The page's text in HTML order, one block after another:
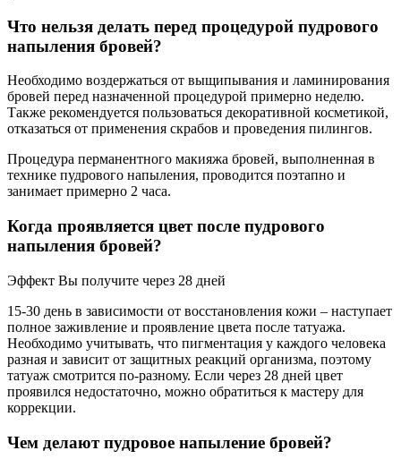
Что нельзя делать перед процедурой пудрового
напыления бровей?
Необходимо воздержаться от выщипывания и ламинирования
бровей перед назначенной процедурой примерно неделю.
Также рекомендуется пользоваться декоративной косметикой,
отказаться от применения скрабов и проведения пилингов.
Процедура перманентного макияжа бровей, выполненная в
технике пудрового напыления, проводится поэтапно и
занимает примерно 2 часа.
Когда проявляется цвет после пудрового
напыления бровей?
Эффект Вы получите через 28 дней
15-30 день в зависимости от восстановления кожи – наступает
полное заживление и проявление цвета после татуажа.
Необходимо учитывать, что пигментация у каждого человека
разная и зависит от защитных реакций организма, поэтому
татуаж смотрится по-разному. Если через 28 дней цвет
проявился недостаточно, можно обратиться к мастеру для
коррекции.
Чем делают пудровое напыление бровей?